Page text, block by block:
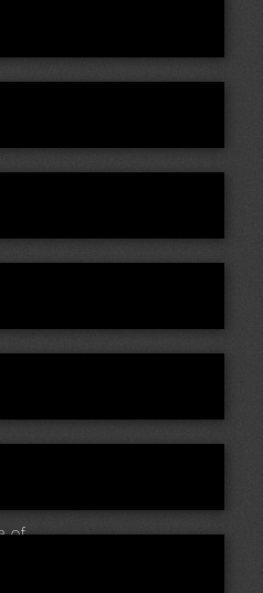
The world above the thin sea of clouds